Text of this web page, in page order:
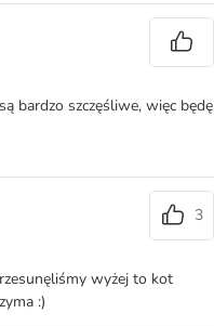
bardzo szczęśliwe, więc będę
3
wyżej to kot
:)